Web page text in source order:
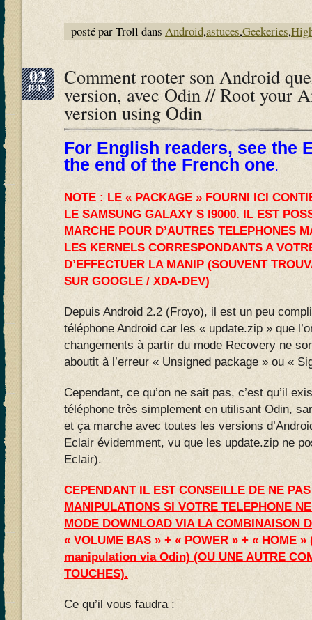
posté par Troll dans Android,astuces,Geekeries,
02
JUIN Comment rooter son Android
version, avec Odin // Root your
version using Odin
For English readers, see the
the end of the French one.
NOTE : LE « PACKAGE » FOURNI ICI
LE SAMSUNG GALAXY S I9000. IL EST
MARCHE POUR D’AUTRES TELEPHONES
LES KERNELS CORRESPONDANTS A
D’EFFECTUER LA MANIP (SOUVENT
SUR GOOGLE / XDA-DEV)
Depuis Android 2.2 (Froyo), il est un peu
téléphone Android car les « update.zip » que
changements à partir du mode Recovery ne
aboutit à l’erreur « Unsigned package » ou «
Cependant, ce qu’on ne sait pas, c’est qu’il
téléphone très simplement en utilisant Odin,
et ça marche avec toutes les versions
Eclair évidemment, vu que les update.zip ne
Eclair).
CEPENDANT IL EST CONSEILLE DE NE
MANIPULATIONS SI VOTRE TELEPHONE
MODE DOWNLOAD VIA LA COMBINAISON
« VOLUME BAS » + « POWER » + « HOME
manipulation via Odin) (OU UNE AUTRE
TOUCHES).
Ce qu’il vous faudra :